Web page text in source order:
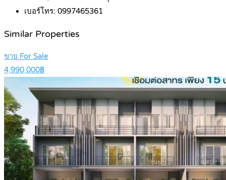
เบอร์โทร: 0997465361
Similar Properties
ขาย For Sale
4,990,000฿